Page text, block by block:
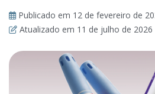
Publicado em 12 de fevereiro de
Atualizado em 11 de julho de 2026